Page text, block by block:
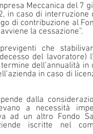
Meccanica del 7
in caso di
di contribuzione al
la cessazione”.
che
del lavoratore)
dell’annualità
in caso di
dalla
a necessità
ad un altro Fondo
iscritte nel